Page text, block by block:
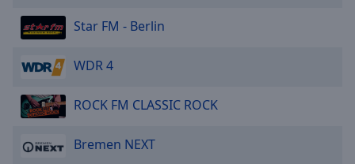
Star FM - Berlin
WDR 4
ROCK FM CLASSIC ROCK
Bremen NEXT